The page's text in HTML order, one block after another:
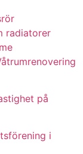
radiatorer
på
i